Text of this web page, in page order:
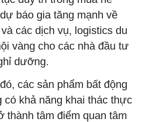
báo gia tăng mạnh về
các dịch vụ, logistics du
vàng cho các nhà đầu tư
dưỡng.
các sản phẩm bất động
có khả năng khai thác thực
thành tâm điểm quan tâm